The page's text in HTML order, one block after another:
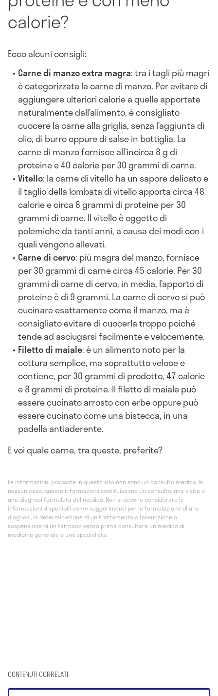
calorie?
Ecco alcuni consigli:
Carne di manzo extra magra: tra i tagli più magri
è categorizzata la carne di manzo. Per evitare di
aggiungere ulteriori calorie a quelle apportate
naturalmente dall’alimento, è consigliato
cuocere la carne alla griglia, senza l’aggiunta di
olio, di burro oppure di salse in bottiglia. La
carne di manzo fornisce all’incirca 8 g di
proteine e 40 calorie per 30 grammi di carne.
Vitello: la carne di vitello ha un sapore delicato e
il taglio della lombata di vitello apporta circa 48
calorie e circa 8 grammi di proteine per 30
grammi di carne. Il vitello è oggetto di
polemiche da tanti anni, a causa dei modi con i
quali vengono allevati.
Carne di cervo: più magra del manzo, fornisce
per 30 grammi di carne circa 45 calorie. Per 30
grammi di carne di cervo, in media, l’apporto di
proteine è di 9 grammi. La carne di cervo si può
cucinare esattamente come il manzo, ma è
consigliato evitare di cuocerla troppo poiché
tende ad asciugarsi facilmente e velocemente.
Filetto di maiale: è un alimento noto per la
cottura semplice, ma soprattutto veloce e
contiene, per 30 grammi di prodotto, 47 calorie
e 8 grammi di proteine. Il filetto di maiale può
essere cucinato arrosto con erbe oppure può
essere cucinato come una bistecca, in una
padella antiaderente.
E voi quale carne, tra queste, preferite?
Le informazioni proposte in questo sito non sono un consulto medico. In
nessun caso, queste informazioni sostituiscono un consulto, una visita o
una diagnosi formulata dal medico. Non si devono considerare le
informazioni disponibili come suggerimenti per la formulazione di una
diagnosi, la determinazione di un trattamento o l’assunzione o
sospensione di un farmaco senza prima consultare un medico di
medicina generale o uno specialista.
CONTENUTI CORRELATI